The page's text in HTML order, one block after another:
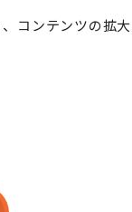
コンテンツの拡